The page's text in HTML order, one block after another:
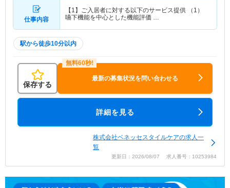
仕事内容
【1】ご入居者に対する以下のサービス提供 （1）
嚥下機能を中心とした機能評価 …
駅から徒歩10分以内
保存する
最新の募集状況を問い合わせる
詳細を見る
株式会社ベネッセスタイルケアの求人一
覧
更新日：2026/08/07 求人番号：10253984